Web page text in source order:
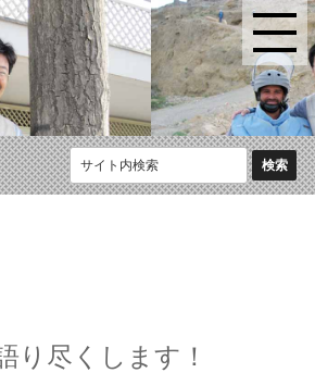
り尽くします！